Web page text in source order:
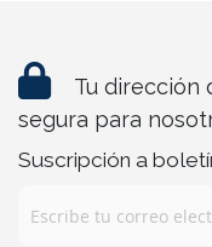
Tu dirección
segura para
Suscripción a